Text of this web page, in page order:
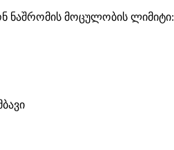
ნაშრომის მოცულობის ლიმიტი: